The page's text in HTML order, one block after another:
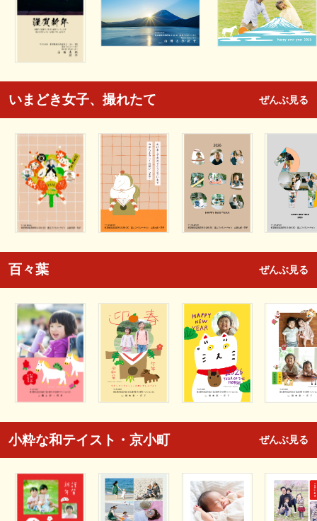
いまどき女子、撮れたて ぜんぶ見る
百々葉 ぜんぶ見る
小粋な和テイスト・京小町 ぜんぶ見る